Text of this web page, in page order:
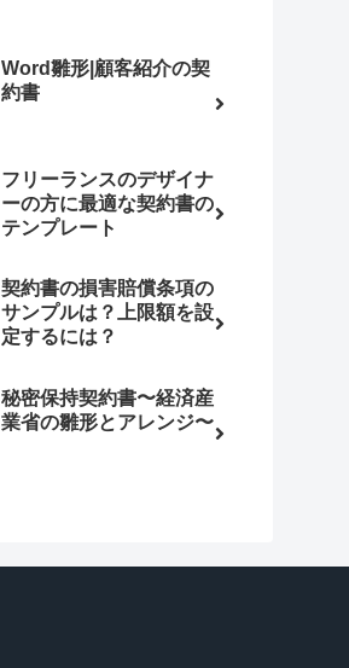
Word雛形|顧客紹介の契
約書
フリーランスのデザイナ
ーの方に最適な契約書の
テンプレート
契約書の損害賠償条項の
サンプルは？上限額を設
定するには？
秘密保持契約書〜経済産
業省の雛形とアレンジ〜